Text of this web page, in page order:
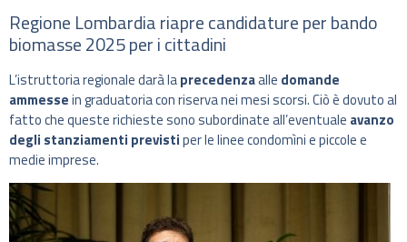
Regione Lombardia riapre candidature per bando
biomasse 2025 per i cittadini
L’istruttoria regionale darà laprecedenzaalle domande
ammessein graduatoria con riserva nei mesi scorsi. Ciò è dovuto al
fatto che queste richieste sono subordinate all’eventuale avanzo
degli stanziamenti previstiper le linee condomìni e piccole e
medie imprese.